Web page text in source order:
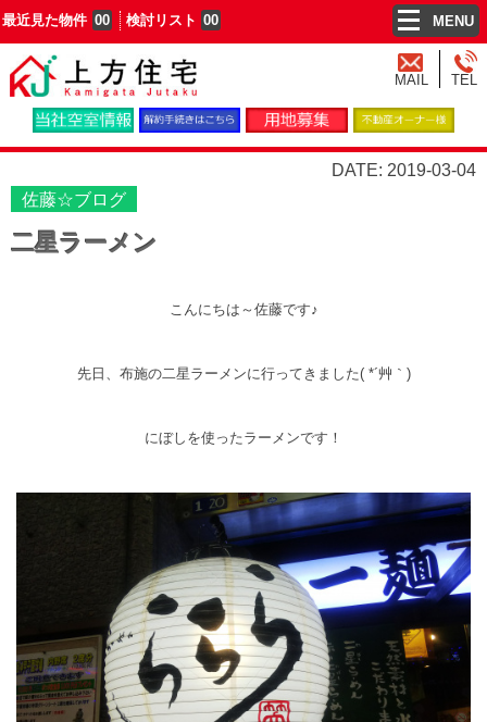
最近見た物件 00 検討リスト 00 MENU
MAIL TEL
DATE: 2019-03-04
佐藤☆ブログ
二星ラーメン
こんにちは～佐藤です♪
先日、布施の二星ラーメンに行ってきました( *´艸｀)
にぼしを使ったラーメンです！